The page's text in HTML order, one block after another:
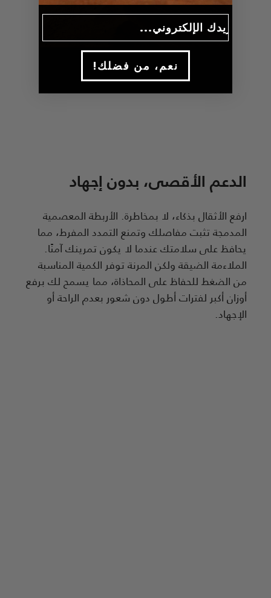
الدعم الأقصى، بدون إجهاد
ارفع الأثقال بذكاء، لا بمخاطرة. الأربطة المعصمية
المدمجة تثبت مفاصلك وتمنع التمدد المفرط، مما
يحافظ على سلامتك عندما لا يكون تمرينك آمنًا.
الملاءمة الضيقة ولكن المرنة توفر الكمية المناسبة
من الضغط للحفاظ على المحاذاة، مما يسمح لك برفع
أوزان أكبر لفترات أطول دون شعور بعدم الراحة أو
الإجهاد.
!نعم، من فضلك